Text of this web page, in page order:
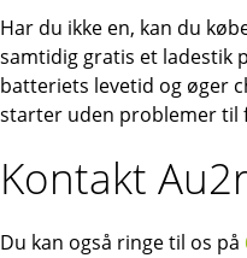
Har du ikke en, kan du
samtidig gratis et ladestik
batteriets levetid og øger
starter uden problemer til
Kontakt
Du kan også ringe til os på